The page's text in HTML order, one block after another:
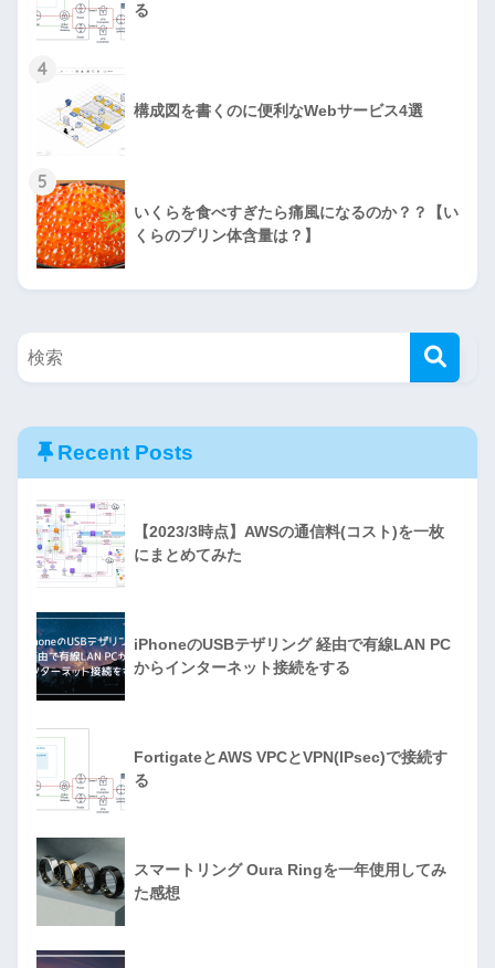
る
4
構成図を書くのに便利なWebサービス4選
5
いくらを食べすぎたら痛風になるのか？？【い
くらのプリン体含量は？】
Recent Posts
【2023/3時点】AWSの通信料(コスト)を一枚
にまとめてみた
iPhoneのUSBテザリング 経由で有線LAN PC
からインターネット接続をする
FortigateとAWS VPCとVPN(IPsec)で接続す
る
スマートリング Oura Ringを一年使用してみ
た感想